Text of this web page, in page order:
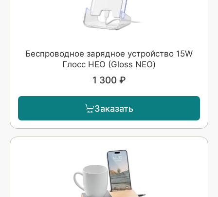
Беспроводное зарядное устройство 15W
Глосс НЕО (Gloss NEO)
1 300 ₽
Заказать